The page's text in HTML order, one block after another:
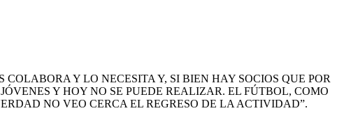
Y LO NECESITA Y, SI BIEN HAY SOCIOS QUE POR
Y HOY NO SE PUEDE REALIZAR. EL FÚTBOL, COMO
NO VEO CERCA EL REGRESO DE LA ACTIVIDAD”.